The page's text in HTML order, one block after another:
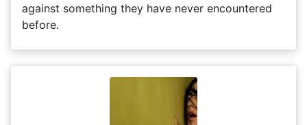
against something they have never encountered
before.